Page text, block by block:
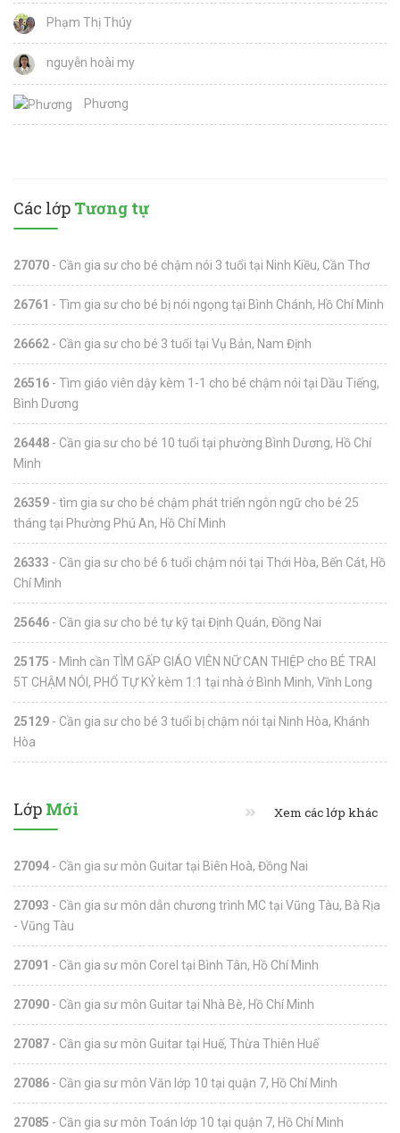
Phạm Thị Thúy
nguyễn hoài my
Phương
Các lớp Tương tự
27070 - Cần gia sư cho bé chậm nói 3 tuổi tại Ninh Kiều, Cần Thơ
26761 - Tìm gia sư cho bé bị nói ngọng tại Bình Chánh, Hồ Chí Minh
26662 - Cần gia sư cho bé 3 tuổi tại Vụ Bản, Nam Định
26516 - Tìm giáo viên dậy kèm 1-1 cho bé chậm nói tại Dầu Tiếng,
Bình Dương
26448 - Cần gia sư cho bé 10 tuổi tại phường Bình Dương, Hồ Chí
Minh
26359 - tìm gia sư cho bé chậm phát triển ngôn ngữ cho bé 25
tháng tại Phường Phú An, Hồ Chí Minh
26333 - Cần gia sư cho bé 6 tuổi chậm nói tại Thới Hòa, Bến Cát, Hồ
Chí Minh
25646 - Cần gia sư cho bé tự kỹ tại Định Quán, Đồng Nai
25175 - Mình cần TÌM GẤP GIÁO VIÊN NỮ CAN THIỆP cho BÉ TRAI
5T CHẬM NÓI, PHỔ TỰ KỶ kèm 1:1 tại nhà ở Bình Minh, Vĩnh Long
25129 - Cần gia sư cho bé 3 tuổi bị chậm nói tại Ninh Hòa, Khánh
Hòa
Lớp Mới Xem các lớp khác
27094 - Cần gia sư môn Guitar tại Biên Hoà, Đồng Nai
27093 - Cần gia sư môn dẫn chương trình MC tại Vũng Tàu, Bà Rịa
- Vũng Tàu
27091 - Cần gia sư môn Corel tại Bình Tân, Hồ Chí Minh
27090 - Cần gia sư môn Guitar tại Nhà Bè, Hồ Chí Minh
27087 - Cần gia sư môn Guitar tại Huế, Thừa Thiên Huế
27086 - Cần gia sư môn Văn lớp 10 tại quận 7, Hồ Chí Minh
27085 - Cần gia sư môn Toán lớp 10 tại quận 7, Hồ Chí Minh